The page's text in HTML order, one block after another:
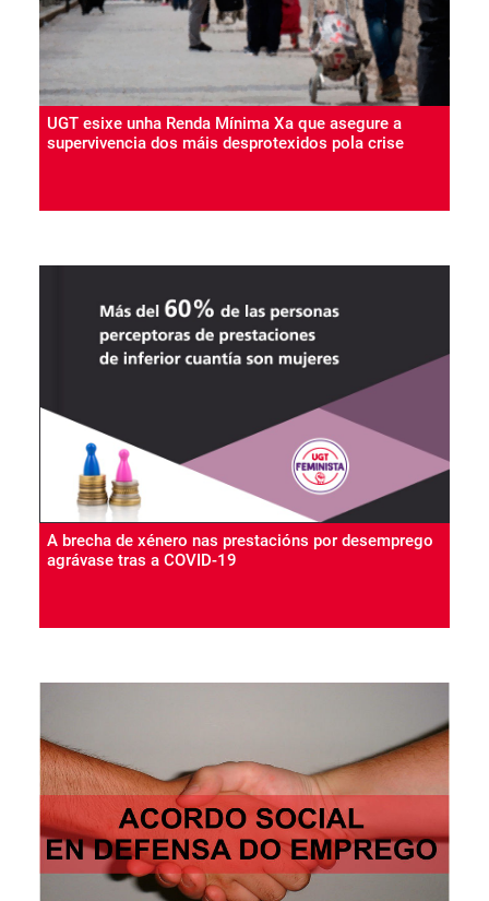
UGT esixe unha Renda Mínima Xa que asegure a
supervivencia dos máis desprotexidos pola crise
A brecha de xénero nas prestacións por desemprego
agrávase tras a COVID-19